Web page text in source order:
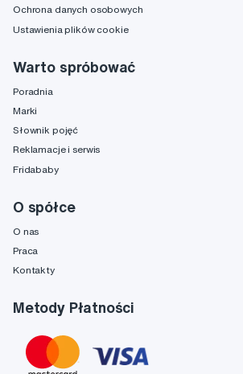
Ochrona danych osobowych
Ustawienia plików cookie
Warto spróbować
Poradnia
Marki
Słownik pojęć
Reklamacje i serwis
Fridababy
O spółce
O nas
Praca
Kontakty
Metody Płatności